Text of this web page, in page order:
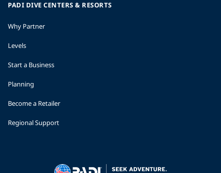
PADI DIVE CENTERS & RESORTS
Why Partner
Levels
Start a Business
Planning
Become a Retailer
Regional Support